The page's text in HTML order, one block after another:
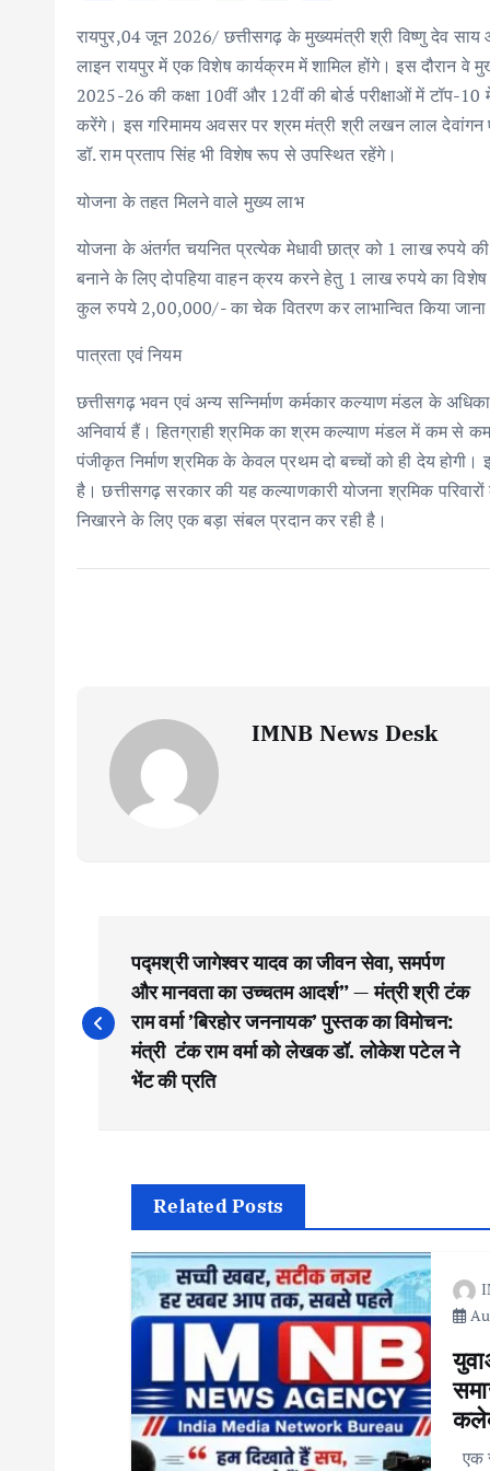
e
b
o
o
k
it
te
r
ai
l
h
at
s
A
p
p
n
k
e
dI
n
h
ar
e
रायपुर,04 जून 2026/ छत्तीसगढ़ के मुख्यमंत्री श्री विष्णु देव
लाइन रायपुर में एक विशेष कार्यक्रम में शामिल होंगे। इस दौरान वे
2025-26 की कक्षा 10वीं और 12वीं की बोर्ड परीक्षाओं में टॉप-
करेंगे। इस गरिमामय अवसर पर श्रम मंत्री श्री लखन लाल देवांगन
डॉ. राम प्रताप सिंह भी विशेष रूप से उपस्थित रहेंगे।
योजना के तहत मिलने वाले मुख्य लाभ
योजना के अंतर्गत चयनित प्रत्येक मेधावी छात्र को 1 लाख रुपये
बनाने के लिए दोपहिया वाहन क्रय करने हेतु 1 लाख रुपये का विशेष
कुल रुपये 2,00,000/- का चेक वितरण कर लाभान्वित किया जाना
पात्रता एवं नियम
छत्तीसगढ़ भवन एवं अन्य सन्निर्माण कर्मकार कल्याण मंडल के
अनिवार्य हैं। हितग्राही श्रमिक का श्रम कल्याण मंडल में कम से
पंजीकृत निर्माण श्रमिक के केवल प्रथम दो बच्चों को ही देय
है। छत्तीसगढ़ सरकार की यह कल्याणकारी योजना श्रमिक
निखारने के लिए एक बड़ा संबल प्रदान कर रही है।
IMNB News Desk
o
पद्मश्री जागेश्वर यादव का जीवन सेवा, समर्पण
और मानवता का उच्चतम आदर्श” — मंत्री श्री टंक
राम वर्मा ​’बिरहोर जननायक’ पुस्तक का विमोचन:
मंत्री टंक राम वर्मा को लेखक डॉ. लोकेश पटेल ने
भेंट की प्रति
Related Posts
एक